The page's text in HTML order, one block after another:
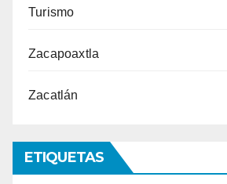
Turismo
Zacapoaxtla
Zacatlán
ETIQUETAS